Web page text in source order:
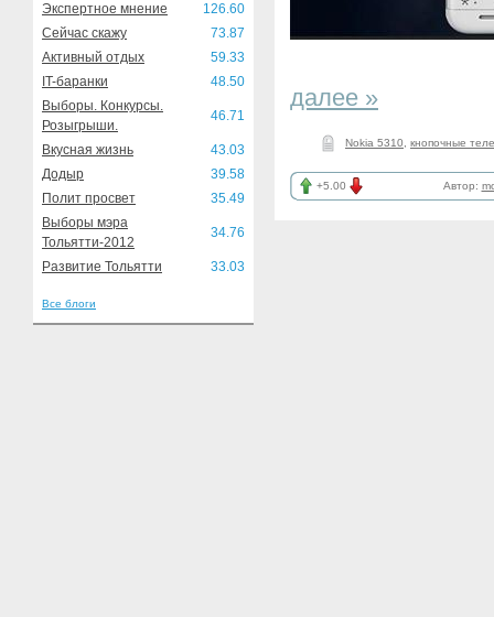
Экспертное мнение
126.60
Сейчас скажу
73.87
Активный отдых
59.33
IT-баранки
48.50
Выборы. Конкурсы.
Розыгрыши.
46.71
Вкусная жизнь
43.03
Додыр
39.58
Полит просвет
35.49
Выборы мэра
Тольятти-2012
34.76
Развитие Тольятти 33.03
Все блоги
далее »
Nokia 5310 кнопочные
+5.00 Автор: